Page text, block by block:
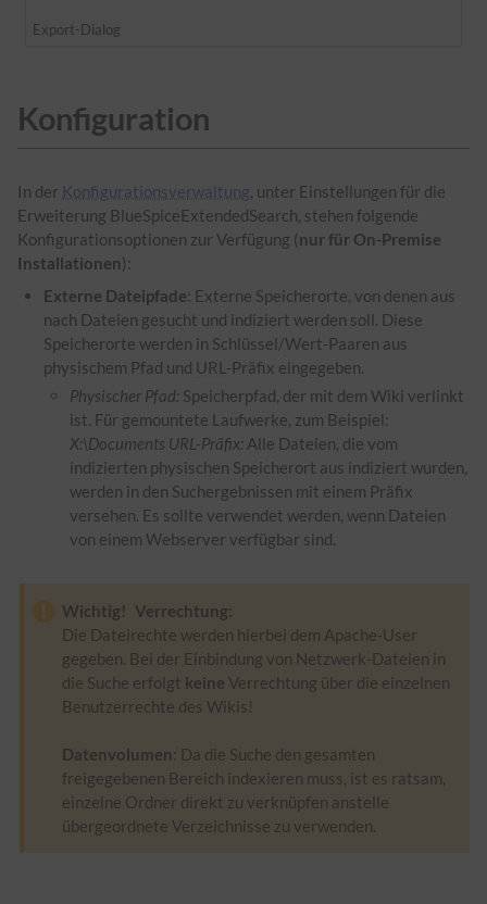
Export-Dialog
Konfiguration
In der Konfigurationsverwaltung, unter Einstellungen für die
Erweiterung BlueSpiceExtendedSearch, stehen folgende
Konfigurationsoptionen zur Verfügung (nur für On-Premise
Installationen):
Externe Dateipfade: Externe Speicherorte, von denen aus
nach Dateien gesucht und indiziert werden soll. Diese
Speicherorte werden in Schlüssel/Wert-Paaren aus
physischem Pfad und URL -Präfix eingegeben.
Physischer Pfad: Speicherpfad, der mit dem Wiki verlinkt
ist. Für gemountete Laufwerke, zum Beispiel:
X:\Documents URL -Präfix: Alle Dateien, die vom
indizierten physischen Speicherort aus indiziert wurden,
werden in den Suchergebnissen mit einem Präfix
versehen. Es sollte verwendet werden, wenn Dateien
von einem Webserver verfügbar sind.
Wichtig! Verrechtung:
Die Dateirechte werden hierbei dem Apache-User
gegeben. Bei der Einbindung von Netzwerk-Dateien in
die Suche erfolgt keine Verrechtung über die einzelnen
Benutzerrechte des Wikis!
Datenvolumen: Da die Suche den gesamten
freigegebenen Bereich indexieren muss, ist es ratsam,
einzelne Ordner direkt zu verknüpfen anstelle
übergeordnete Verzeichnisse zu verwenden.